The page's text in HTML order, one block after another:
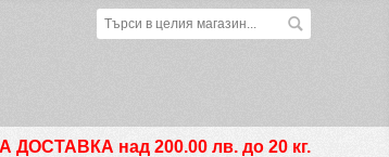
ДОСТАВКА над 200.00 лв. до 20 кг.